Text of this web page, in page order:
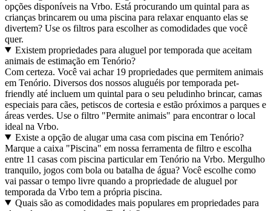
opções disponíveis na Vrbo. Está procurando um quintal para as
crianças brincarem ou uma piscina para relaxar enquanto elas se
divertem? Use os filtros para escolher as comodidades que você
quer.
Existem propriedades para aluguel por temporada que aceitam
animais de estimação em Tenório?
Com certeza. Você vai achar 19 propriedades que permitem animais
em Tenório. Diversos dos nossos aluguéis por temporada pet-
friendly até incluem um quintal para o seu peludinho brincar, camas
especiais para cães, petiscos de cortesia e estão próximos a parques e
áreas verdes. Use o filtro "Permite animais" para encontrar o local
ideal na Vrbo.
Existe a opção de alugar uma casa com piscina em Tenório?
Marque a caixa "Piscina" em nossa ferramenta de filtro e escolha
entre 11 casas com piscina particular em Tenório na Vrbo. Mergulho
tranquilo, jogos com bola ou batalha de água? Você escolhe como
vai passar o tempo livre quando a propriedade de aluguel por
temporada da Vrbo tem a própria piscina.
Quais são as comodidades mais populares em propriedades para